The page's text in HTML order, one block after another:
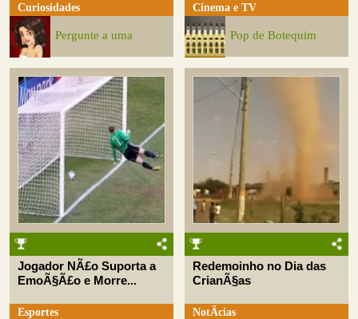
Curiosidades
Pergunte a uma
Cinema e TV
Pop de Botequim
Jogador NÃ£o Suporta a
EmoÃ§Ã£o e Morre...
Esportes
Redemoinho no Dia das
CrianÃ§as
NotÃ­cias